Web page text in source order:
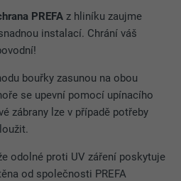
PREFA z hliníku zaujme
instalací. Chrání váš
bouřky zasunou na obou
se upevní pomocí upínacího
zábrany lze v případě potřeby
odolné proti UV záření poskytuje
od společnosti PREFA